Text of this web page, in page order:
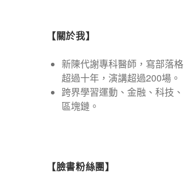
【關於我】
新陳代謝專科醫師，寫部落格
超過十年，演講超過200場。
跨界學習運動、金融、科技、
區塊鏈。
【臉書粉絲團】